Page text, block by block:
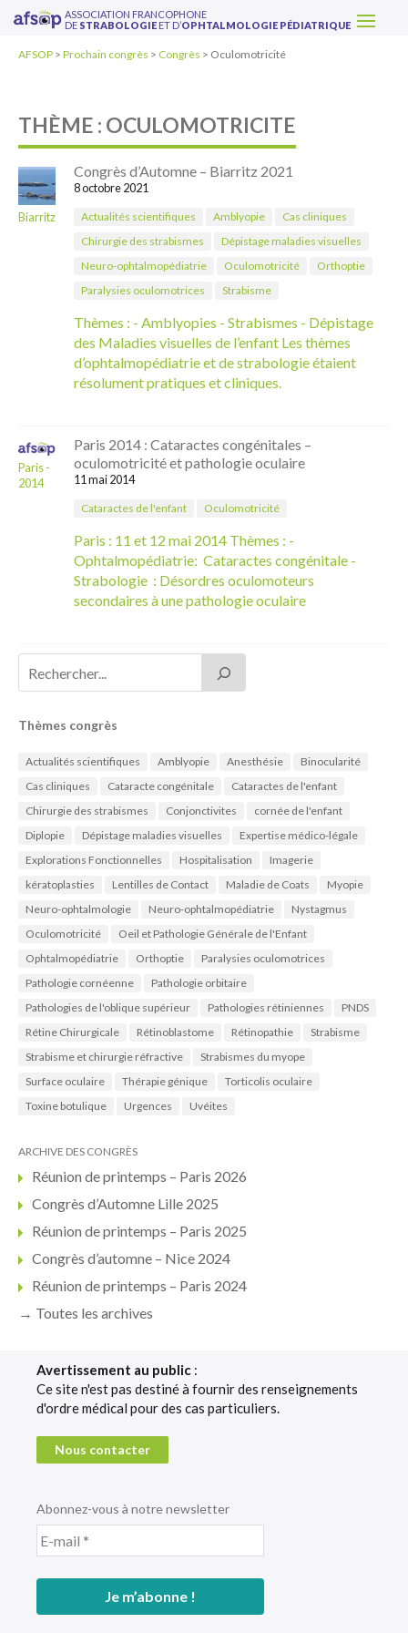
ASSOCIATION FRANCOPHONE
DE STRABOLOGIE ET D’OPHTALMOLOGIE PÉDIATRIQUE
AFSOP > Prochain congrès > Congrès > Oculomotricité
THÈME : OCULOMOTRICITE
Biarritz
Congrès d’Automne – Biarritz 2021
8 octobre 2021
Actualités scientifiques Amblyopie
Cas cliniques
Chirurgie des strabismes
Dépistage maladies visuelles
Neuro-ophtalmopédiatrie
Oculomotricité
Orthoptie
Paralysies oculomotrices
Strabisme
Thèmes : - Amblyopies - Strabismes - Dépistage
des Maladies visuelles de l’enfant Les thèmes
d’ophtalmopédiatrie et de strabologie étaient
résolument pratiques et cliniques.
Paris -
2014
Paris 2014 : Cataractes congénitales –
oculomotricité et pathologie oculaire
11 mai 2014
Cataractes de l'enfant Oculomotricité
Paris : 11 et 12 mai 2014 Thèmes : -
Ophtalmopédiatrie: Cataractes congénitale -
Strabologie : Désordres oculomoteurs
secondaires à une pathologie oculaire
Thèmes congrès
Actualités scientifiques Amblyopie Anesthésie
Binocularité
Cas cliniques
Cataracte congénitale
Cataractes de l'enfant
Chirurgie des strabismes
Conjonctivites
cornée de l'enfant
Diplopie
Dépistage maladies visuelles
Expertise médico-légale
Explorations Fonctionnelles
Hospitalisation
Imagerie
kératoplasties
Lentilles de Contact Maladie de Coats
Myopie
Neuro-ophtalmologie
Neuro-ophtalmopédiatrie
Nystagmus
Oculomotricité
Oeil et Pathologie Générale de l'Enfant
Ophtalmopédiatrie
Orthoptie
Paralysies oculomotrices
Pathologie cornéenne
Pathologie orbitaire
Pathologies de l'oblique supérieur
Pathologies rétiniennes
PNDS
Rétine Chirurgicale
Rétinoblastome Rétinopathie
Strabisme
Strabisme et chirurgie réfractive
Strabismes du myope
Surface oculaire
Thérapie génique
Torticolis oculaire
Toxine botulique
Urgences Uvéites
ARCHIVE DES CONGRÈS
Réunion de printemps – Paris 2026
Congrès d’Automne Lille 2025
Réunion de printemps – Paris 2025
Congrès d’automne – Nice 2024
Réunion de printemps – Paris 2024
→ Toutes les archives
Avertissement au public :
Ce site n'est pas destiné à fournir des renseignements
d'ordre médical pour des cas particuliers.
Nous contacter
Abonnez-vous à notre newsletter